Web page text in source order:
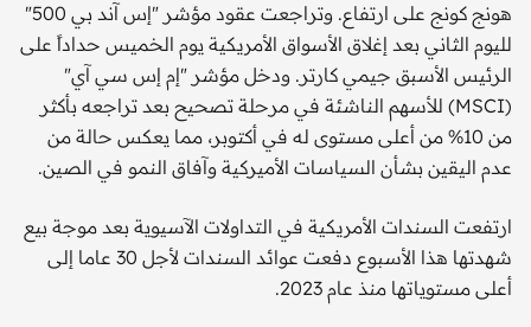
هونج كونج على ارتفاع. وتراجعت عقود مؤشر "إس آند بي 500"
لليوم الثاني بعد إغلاق الأسواق الأمريكية يوم الخميس حداداً على
الرئيس الأسبق جيمي كارتر. ودخل مؤشر "إم إس سي آي"
(MSCI) للأسهم الناشئة في مرحلة تصحيح بعد تراجعه بأكثر
من 10% من أعلى مستوى له في أكتوبر، مما يعكس حالة من
عدم اليقين بشأن السياسات الأميركية وآفاق النمو في الصين.
ارتفعت السندات الأمريكية في التداولات الآسيوية بعد موجة بيع
شهدتها هذا الأسبوع دفعت عوائد السندات لأجل 30 عاما إلى
أعلى مستوياتها منذ عام 2023.